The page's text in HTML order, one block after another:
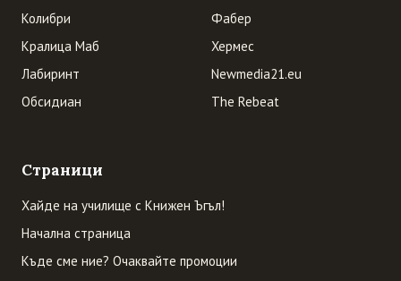
Колибри
Кралица Маб
Лабиринт
Обсидиан
Фабер
Хермес
Newmedia21.eu
The Rebeat
Страници
Хайде на училище с Книжен Ъгъл!
Начална страница
Къде сме ние? Очаквайте промоции